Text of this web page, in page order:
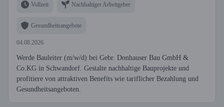
Vollzeit Nachhaltiger Arbeitgeber
Gesundheitsangebote
04.08.2026
Werde Bauleiter (m/w/d) bei Gebr. Donhauser Bau GmbH &
Co.KG in Schwandorf. Gestalte nachhaltige Bauprojekte und
profitiere von attraktiven Benefits wie tariflicher Bezahlung und
Gesundheitsangeboten.